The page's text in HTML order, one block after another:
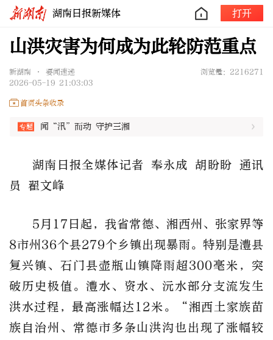
湖南日报新媒体 打开
山洪灾害为何成为此轮防范重点
新湖南 • 要闻速递
浏览量：2216271
2026-05-19 21:03:03
首页头条收录
闻“汛”而动 守护三湘
湖南日报全媒体记者 奉永成 胡盼盼 通讯
员 翟文峰
5月17日起，我省常德、湘西州、张家界等
8市州36个县279个乡镇出现暴雨。特别是澧县
复兴镇、石门县壶瓶山镇降雨超300毫米，突
破历史极值。澧水、资水、沅水部分支流发生
洪水过程，最高涨幅达12米。“湘西土家族苗
族自治州、常德市多条山洪沟也出现了涨幅较